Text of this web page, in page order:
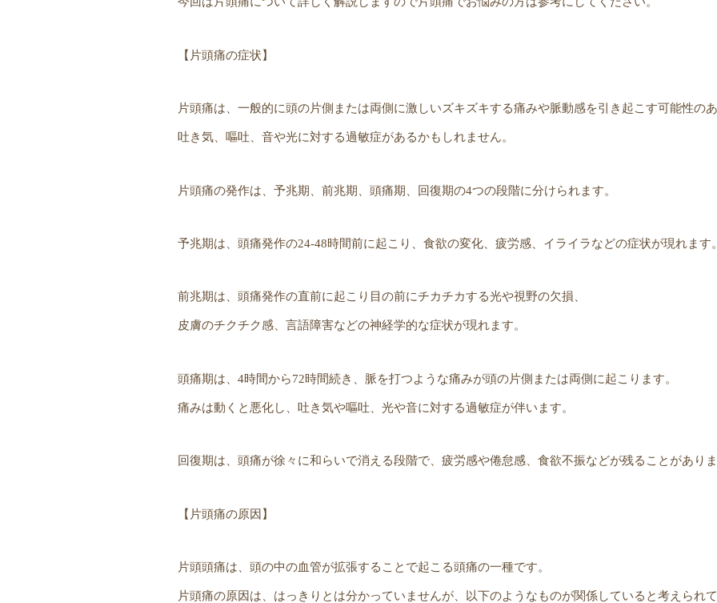
【片頭痛の症状】
片頭痛は、一般的に頭の片側または両側に激しいズキズキする痛みや脈動感を引き起こす可能性のあ
吐き気、嘔吐、音や光に対する過敏症があるかもしれません。
片頭痛の発作は、予兆期、前兆期、頭痛期、回復期の4つの段階に分けられます。
予兆期は、頭痛発作の24-48時間前に起こり、食欲の変化、疲労感、イライラなどの症状が現れます。
前兆期は、頭痛発作の直前に起こり目の前にチカチカする光や視野の欠損、
皮膚のチクチク感、言語障害などの神経学的な症状が現れます。
頭痛期は、4時間から72時間続き、脈を打つような痛みが頭の片側または両側に起こります。
痛みは動くと悪化し、吐き気や嘔吐、光や音に対する過敏症が伴います。
回復期は、頭痛が徐々に和らいで消える段階で、疲労感や倦怠感、食欲不振などが残ることがありま
【片頭痛の原因】
片頭頭痛は、頭の中の血管が拡張することで起こる頭痛の一種です。
片頭痛の原因は、はっきりとは分かっていませんが、以下のようなものが関係していると考えられて